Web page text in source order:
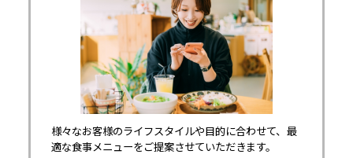
様々なお客様のライフスタイルや目的に合わせて、最
適な食事メニューをご提案させていただきます。